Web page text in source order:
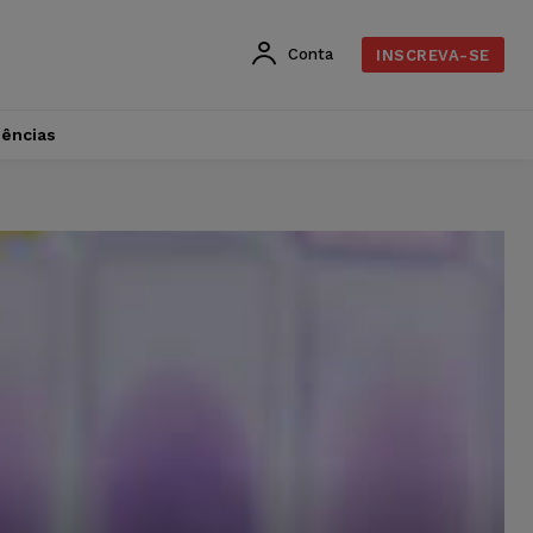
Conta INSCREVA-SE